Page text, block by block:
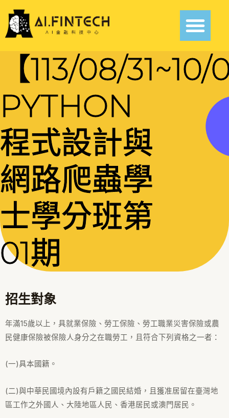
【113/08/
PYTHON
程式設計與
網路爬蟲學
士學分班第
01期
招生對象
年滿15歲以上，具就業保險、勞工保險、勞工職業災害保險或農
民健康保險被保險人身分之在職勞工，且符合下列資格之一者：
(一)具本國籍。
(二)與中華民國境內設有戶籍之國民結婚，且獲准居留在臺灣地
區工作之外國人、大陸地區人民、香港居民或澳門居民。